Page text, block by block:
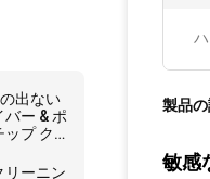
出ない
ー & ポ
ップ ク
ンドル
リーニン
製品
敏感